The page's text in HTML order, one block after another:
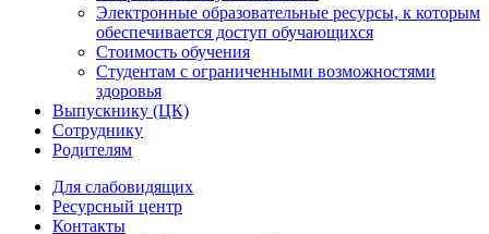
Электронные образовательные ресурсы, к которым
обеспечивается доступ обучающихся
Стоимость обучения
Студентам с ограниченными возможностями
здоровья
Выпускнику (ЦК)
Сотруднику
Родителям
Для слабовидящих
Ресурсный центр
Контакты